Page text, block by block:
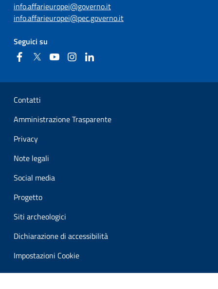
info.affarieuropei@governo.it
info.affarieuropei@pec.governo.it
Seguici su
FacebookTwitter YouTubeInstagram
Sezione Link Utili
Contatti
Amministrazione Trasparente
Privacy
Note legali
Social media
Progetto
Siti archeologici
Dichiarazione di accessibilità
Impostazioni Cookie